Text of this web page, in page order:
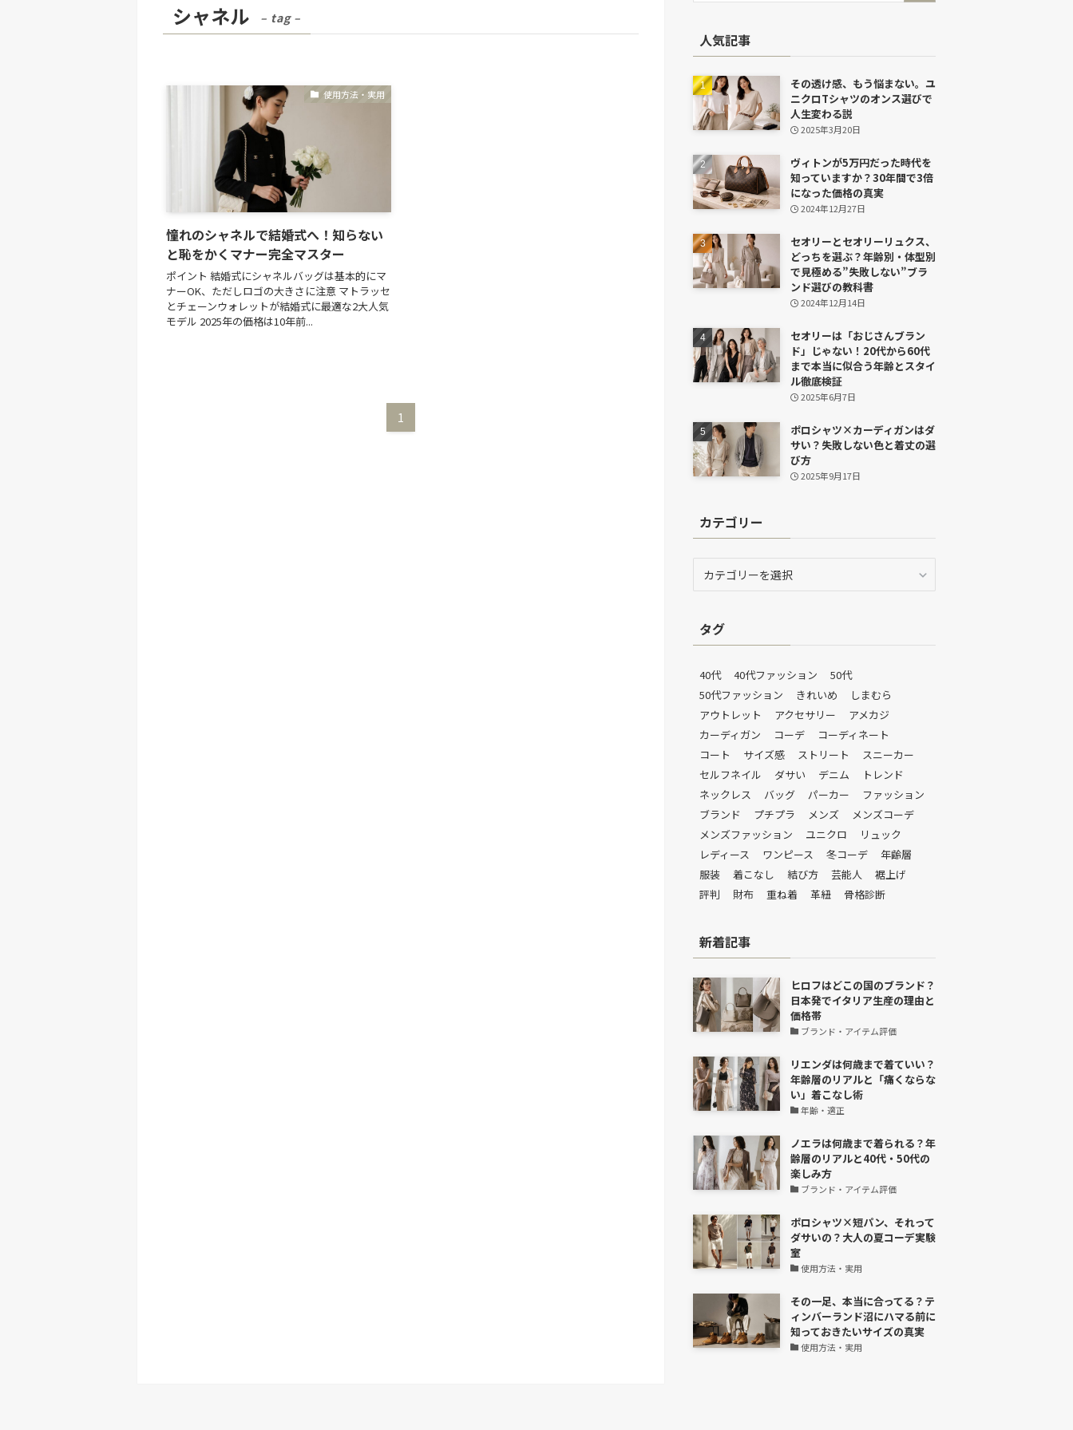
シャネル – tag –
使用方法・実用
憧れのシャネルで結婚式へ！知らない
と恥をかくマナー完全マスター
ポイント 結婚式にシャネルバッグは基本的にマ
ナーOK、ただしロゴの大きさに注意 マトラッセ
とチェーンウォレットが結婚式に最適な2大人気
モデル 2025年の価格は10年前...
1
人気記事
その透け感、もう悩まない。ユ
ニクロTシャツのオンス選びで
人生変わる説
2025年3月20日
ヴィトンが5万円だった時代を
知っていますか？30年間で3倍
になった価格の真実
2024年12月27日
セオリーとセオリーリュクス、
どっちを選ぶ？年齢別・体型別
で見極める”失敗しない”ブラ
ンド選びの教科書
2024年12月14日
セオリーは「おじさんブラン
ド」じゃない！20代から60代
まで本当に似合う年齢とスタイ
ル徹底検証
2025年6月7日
ポロシャツ×カーディガンはダ
サい？失敗しない色と着丈の選
び方
2025年9月17日
カテゴリー
ータグ
40代 40代ファッション
50代
50代ファッション
きれいめ
しまむら
アウトレット
アクセサリー
アメカジ
カーディガン
コーデ
コーディネート
コート
サイズ感 ストリート
スニーカー
セルフネイル
ダサい デニム
トレンド
ネックレス
バッグ パーカー
ファッション
ブランド
プチプラ メンズ
メンズコーデ
メンズファッション
ユニクロ
リュック
レディース
ワンピース 冬コーデ
年齢層
服装
着こなし 結び方 芸能人
裾上げ
評判
財布 重ね着 革紐 骨格診断
新着記事
ヒロフはどこの国のブランド？
日本発でイタリア生産の理由と
価格帯
ブランド・アイテム評価
リエンダは何歳まで着ていい？
年齢層のリアルと「痛くならな
い」着こなし術
年齢・適正
ノエラは何歳まで着られる？年
齢層のリアルと40代・50代の
楽しみ方
ブランド・アイテム評価
ポロシャツ×短パン、それって
ダサいの？大人の夏コーデ実験
室
使用方法・実用
その一足、本当に合ってる？テ
ィンバーランド沼にハマる前に
知っておきたいサイズの真実
使用方法・実用